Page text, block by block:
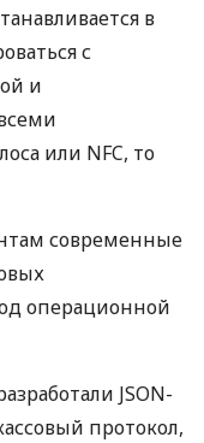
в
с
и
или NFC, то
современные
операционной
JSON-
протокол,